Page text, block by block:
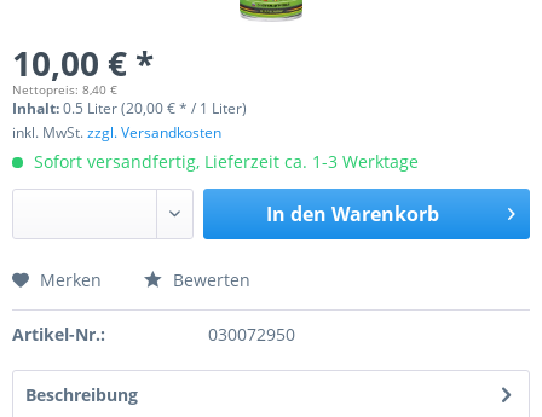
10,00 € *
Nettopreis: 8,40 €
Inhalt:0.5 Liter (20,00 € * / 1 Liter)
inkl. MwSt.zzgl. Versandkosten
Sofort versandfertig, Lieferzeit ca. 1-3 Werktage
In den Warenkorb
Preis anfragen
Merken Bewerten
Artikel-Nr.: 030072950
Beschreibung